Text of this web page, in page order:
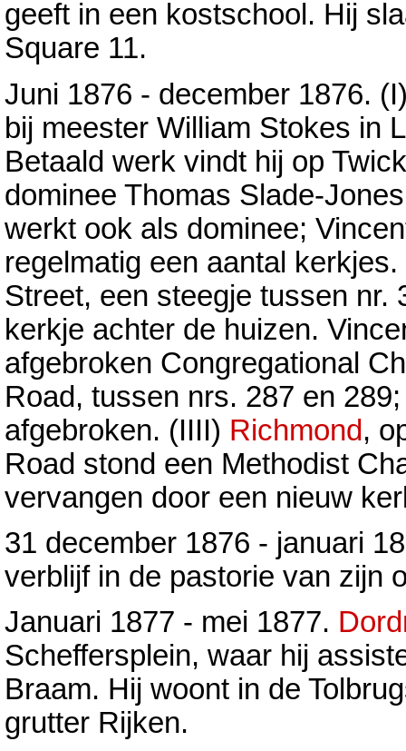
geeft in een kostschool. Hij
Square 11.
Juni 1876 - december 1876.
bij meester William Stokes in
Betaald werk vindt hij op
dominee Thomas Slade-
werkt ook als dominee;
regelmatig een aantal
Street, een steegje tussen nr.
kerkje achter de huizen.
afgebroken Congregational
Road, tussen nrs. 287 en
afgebroken. (IIII) Richmond,
Road stond een Methodist
vervangen door een nieuw
31 december 1876 - januari
verblijf in de pastorie van zijn
Januari 1877 - mei 1877.
Scheffersplein, waar hij
Braam. Hij woont in de
grutter Rijken.